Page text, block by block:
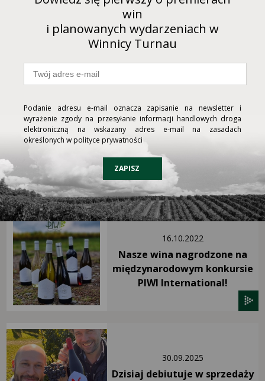
PRZEJDŹ DO KARTY WINA ABY
KUPIĆ
07.08.2024
Nowość Wino X - świętujcie z
nami!
16.10.2022
Nasze wina nagrodzone na
międzynarodowym konkursie
PIWI International!
30.09.2025
Dzisiaj debiutuje w sprzedaży
win
i planowanych wydarzeniach w
Winnicy Turnau
Podanie adresu e-mail oznacza zapisanie na newsletter i
wyrażenie zgody na przesyłanie informacji handlowych droga
elektroniczną na wskazany adres e-mail na zasadach
określonych w polityce prywatności
ZAPISZ